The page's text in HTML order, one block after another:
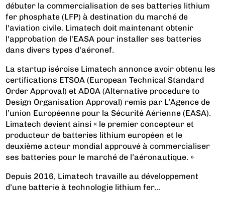
débuter la commercialisation de ses batteries lithium
fer phosphate (LFP) à destination du marché de
l'aviation civile. Limatech doit maintenant obtenir
l'approbation de l'EASA pour installer ses batteries
dans divers types d'aéronef.
La startup iséroise Limatech annonce avoir obtenu les
certifications ETSOA (European Technical Standard
Order Approval) et ADOA (Alternative procedure to
Design Organisation Approval) remis par L’Agence de
l’union Européenne pour la Sécurité Aérienne (EASA).
Limatech devient ainsi « le premier concepteur et
producteur de batteries lithium européen et le
deuxième acteur mondial approuvé à commercialiser
ses batteries pour le marché de l’aéronautique. »
Depuis 2016, Limatech travaille au développement
d’une batterie à technologie lithium fer...